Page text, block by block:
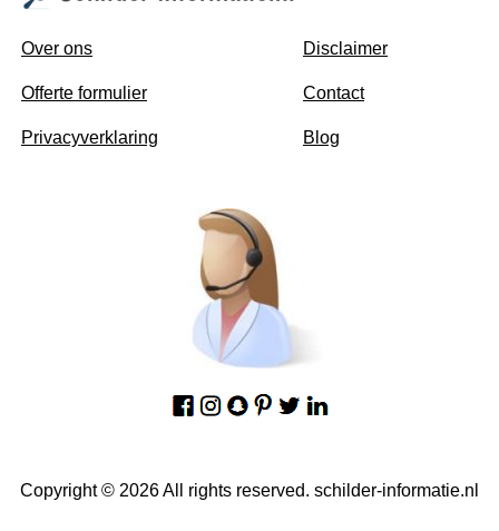
Over ons
Offerte formulier
Privacyverklaring
Disclaimer
Contact
Blog
Copyright © 2026 All rights reserved. schilder-informatie.nl